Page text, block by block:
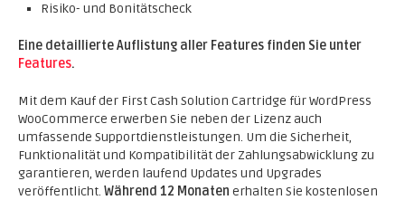
Risiko- und Bonitätscheck
Eine detaillierte Auflistung aller Features finden Sie unter
Features.
Mit dem Kauf der First Cash Solution Cartridge für WordPress
WooCommerce erwerben Sie neben der Lizenz auch
umfassende Supportdienstleistungen. Um die Sicherheit,
Funktionalität und Kompatibilität der Zahlungsabwicklung zu
garantieren, werden laufend Updates und Upgrades
veröffentlicht. Während 12 Monaten erhalten Sie kostenlosen